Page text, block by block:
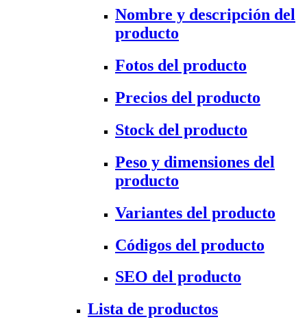
Nombre y descripción del
producto
Fotos del producto
Precios del producto
Stock del producto
Peso y dimensiones del
producto
Variantes del producto
Códigos del producto
SEO del producto
Lista de productos